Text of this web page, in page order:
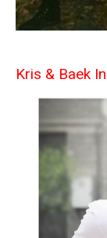
Kris & Baek